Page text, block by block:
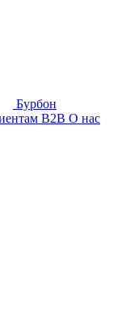
Бурбон
B2B О нас